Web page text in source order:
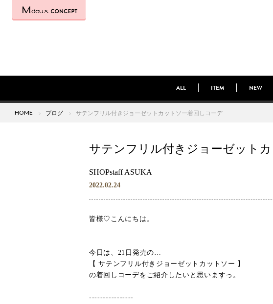
ALL ITEM NEW
HOME ブログ サテンフリル付きジョーゼットカットソー着回しコーデ
サテンフリル付きジョーゼット
SHOPstaff ASUKA
2022.02.24
皆様♡こんにちは。
今日は、21日発売の…
【 サテンフリル付きジョーゼットカットソー 】
の着回しコーデをご紹介したいと思いますっ。
----------------